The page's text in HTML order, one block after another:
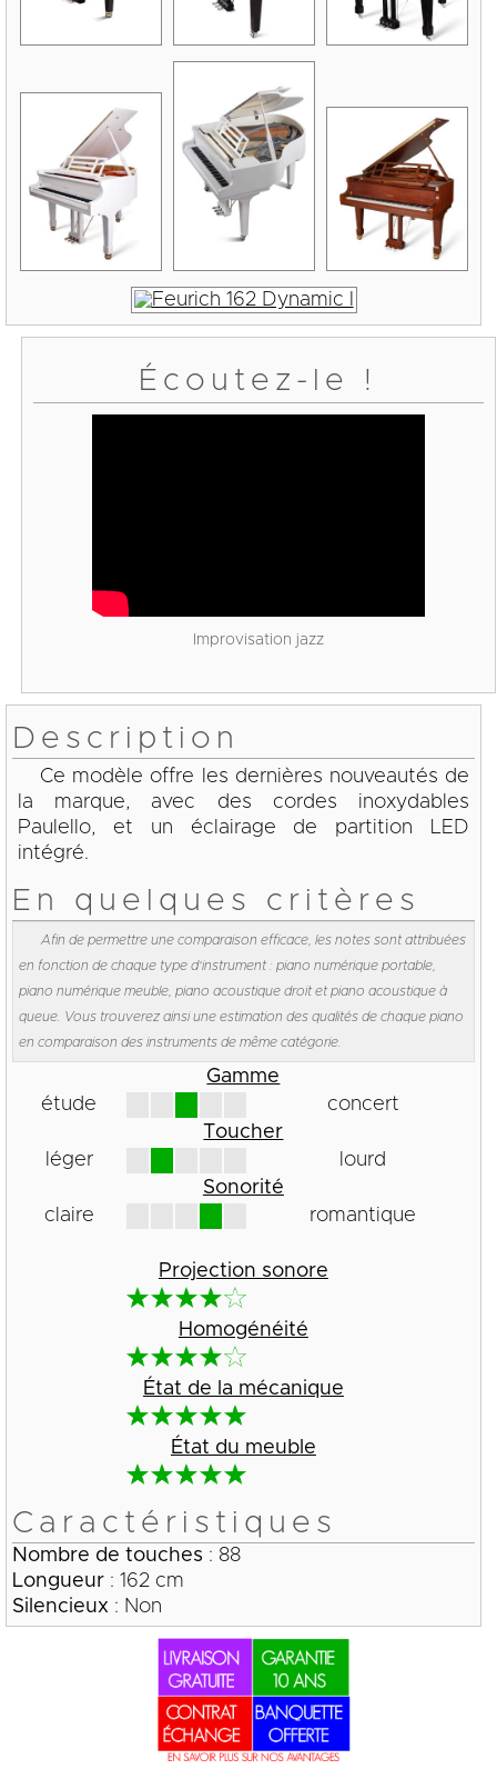
Écoutez-le !
Improvisation jazz
Description
Ce modèle offre les dernières nouveautés de
la marque, avec des cordes inoxydables
Paulello, et un éclairage de partition LED
intégré.
En quelques critères
Afin de permettre une comparaison efficace, les notes sont attribuées
en fonction de chaque type d'instrument : piano numérique portable,
piano numérique meuble, piano acoustique droit et piano acoustique à
queue. Vous trouverez ainsi une estimation des qualités de chaque piano
en comparaison des instruments de même catégorie.
Gamme
étude
concert
Toucher
léger
lourd
Sonorité
claire
romantique
Projection sonore
Homogénéité
État de la mécanique
État du meuble
Caractéristiques
Nombre de touches : 88
Longueur: 162 cm
Silencieux : Non